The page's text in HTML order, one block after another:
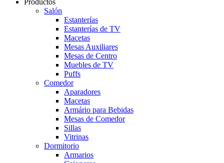
Productos
Salón
Estanterías
Estanterías de TV
Macetas
Mesas Auxiliares
Mesas de Centro
Muebles de TV
Puffs
Comedor
Aparadores
Macetas
Armário para Bebidas
Mesas de Comedor
Sillas
Vitrinas
Dormitorio
Armarios